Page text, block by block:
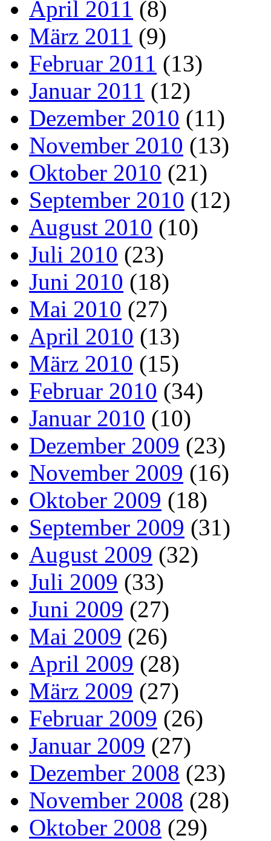
April 2011 (8)
März 2011 (9)
Februar 2011 (13)
Januar 2011 (12)
Dezember 2010 (11)
November 2010 (13)
Oktober 2010 (21)
September 2010 (12)
August 2010 (10)
Juli 2010 (23)
Juni 2010 (18)
Mai 2010 (27)
April 2010 (13)
März 2010 (15)
Februar 2010 (34)
Januar 2010 (10)
Dezember 2009 (23)
November 2009 (16)
Oktober 2009 (18)
September 2009 (31)
August 2009 (32)
Juli 2009 (33)
Juni 2009 (27)
Mai 2009 (26)
April 2009 (28)
März 2009 (27)
Februar 2009 (26)
Januar 2009 (27)
Dezember 2008 (23)
November 2008 (28)
Oktober 2008 (29)